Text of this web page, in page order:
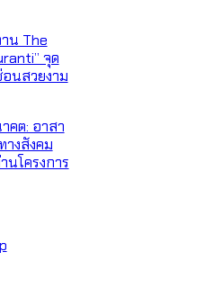
น The
จุด
นสวยงาม
คต: อาสา
างสังคม
นโครงการ